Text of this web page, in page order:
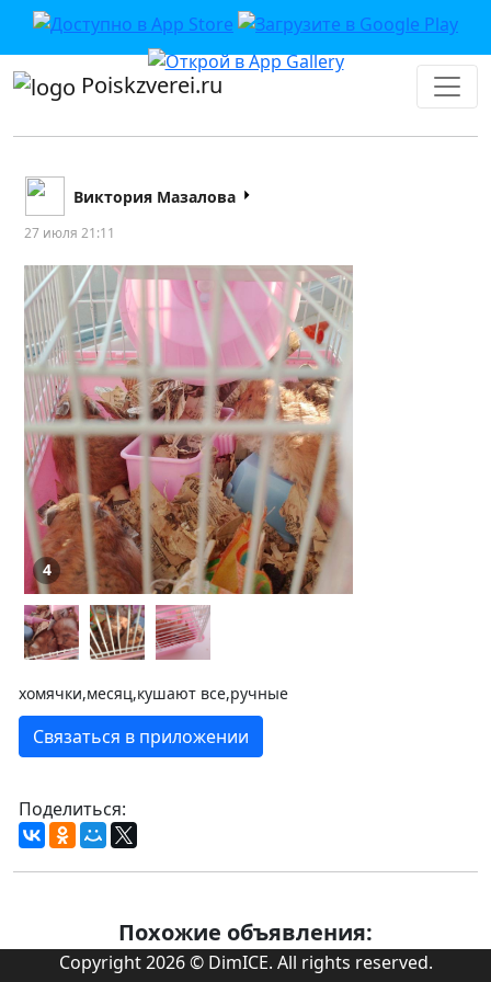
Poiskzverei.ru
Виктория Мазалова
27 июля 21:11
4
хомячки,месяц,кушают все,ручные
Связаться в приложении
Поделиться:
Похожие объявления:
Copyright 2026 © DimICE. All rights reserved.